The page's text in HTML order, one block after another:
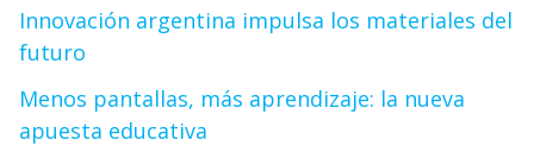
Innovación argentina impulsa los materiales del
futuro
Menos pantallas, más aprendizaje: la nueva
apuesta educativa